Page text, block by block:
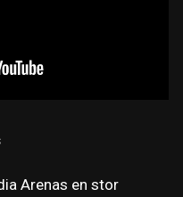
Arenas en stor